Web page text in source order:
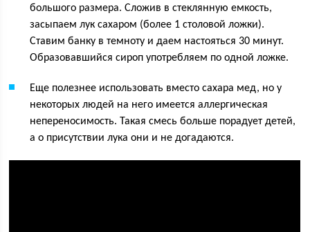
большого размера. Сложив в стеклянную емкость,
засыпаем лук сахаром (более 1 столовой ложки).
Ставим банку в темноту и даем настояться 30 минут.
Образовавшийся сироп употребляем по одной ложке.
Еще полезнее использовать вместо сахара мед, но у
некоторых людей на него имеется аллергическая
непереносимость. Такая смесь больше порадует детей,
а о присутствии лука они и не догадаются.